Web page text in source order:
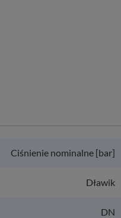
Ciśnienie nominalne [bar]
Dławik
DN